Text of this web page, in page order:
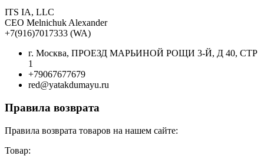
ITS IA, LLC
CEO Melnichuk Alexander
+7(916)7017333 (WA)
г. Москва, ПРОЕЗД МАРЬИНОЙ РОЩИ 3-Й, Д 40, СТР
1
+79067677679
red@yatakdumayu.ru
Правила возврата
Правила возврата товаров на нашем сайте:
Товар: